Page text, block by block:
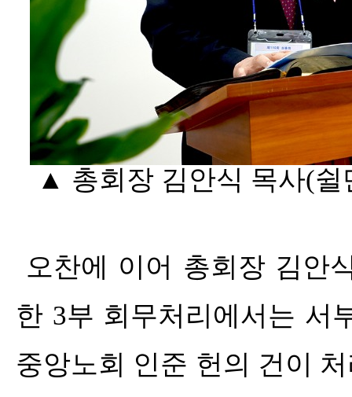
▲ 총회장 김안식 목사(쉴
오찬에 이어 총회장 김안
한 3부 회무처리에서는 서
중앙노회 인준 헌의 건이